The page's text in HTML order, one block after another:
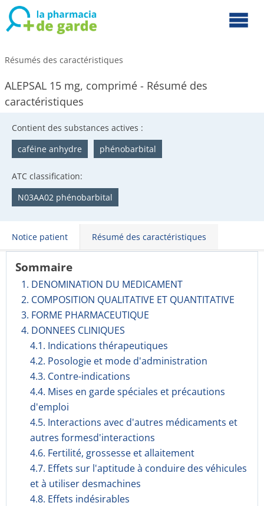
Résumés des caractéristiques
ALEPSAL 15 mg, comprimé - Résumé des
caractéristiques
Contient des substances actives :
caféine anhydre
phénobarbital
ATC classification:
N03AA02 phénobarbital
Notice patient Résumé des caractéristiques
Sommaire
1. DENOMINATION DU MEDICAMENT
2. COMPOSITION QUALITATIVE ET QUANTITATIVE
3. FORME PHARMACEUTIQUE
4. DONNEES CLINIQUES
4.1. Indications thérapeutiques
4.2. Posologie et mode d'administration
4.3. Contre-indications
4.4. Mises en garde spéciales et précautions
d'emploi
4.5. Interactions avec d'autres médicaments et
autres formesd'interactions
4.6. Fertilité, grossesse et allaitement
4.7. Effets sur l'aptitude à conduire des véhicules
et à utiliser desmachines
4.8. Effets indésirables